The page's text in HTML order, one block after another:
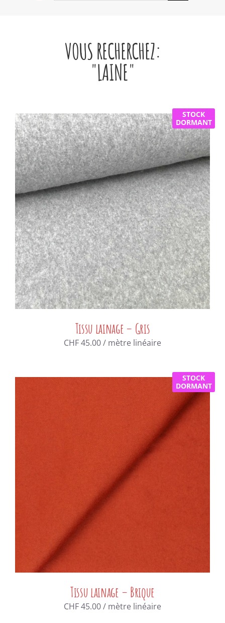
VOUS RECHERCHEZ:
"LAINE"
STOCK
DORMANT
Tissu lainage – Gris
CHF45.00/ mètre linéaire
STOCK
DORMANT
Tissu lainage – Brique
CHF45.00/ mètre linéaire